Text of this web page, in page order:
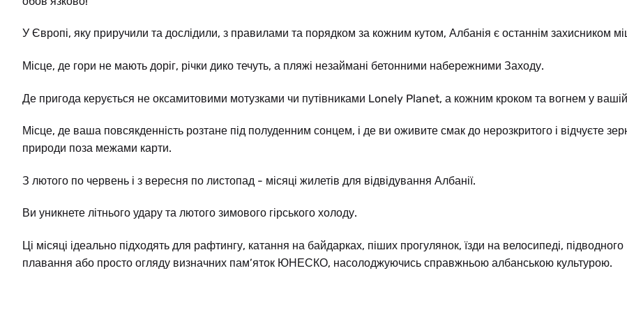
PL
HR
MK
У Європі, яку приручили та дослідили, з правилами та порядком за кожним кутом, Албанія є останнім захисником
Місце, де гори не мають доріг, річки дико течуть, а пляжі незаймані бетонними набережними Заходу.
Де пригода керується не оксамитовими мотузками чи путівниками Lonely Planet, а кожним кроком та вогнем у
Місце, де ваша повсякденність розтане під полуденним сонцем, і де ви оживите смак до нерозкритого і відчуєте
природи поза межами карти.
З лютого по червень і з вересня по листопад - місяці жилетів для відвідування Албанії.
Ви уникнете літнього удару та лютого зимового гірського холоду.
Ці місяці ідеально підходять для рафтингу, катання на байдарках, піших прогулянок, їзди на велосипеді, підводного
плавання або просто огляду визначних пам’яток ЮНЕСКО, насолоджуючись справжньою албанською культурою.